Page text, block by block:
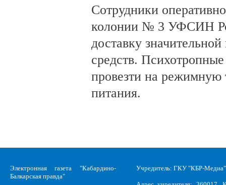
Сотрудники
колонии № 3 УФСИН
доставку
средств.
провезти на режимную
питания.
Электронная газета "Кабардино-
Балкарская правда"
Учредитель: ГКУ "КБР-Медиа"